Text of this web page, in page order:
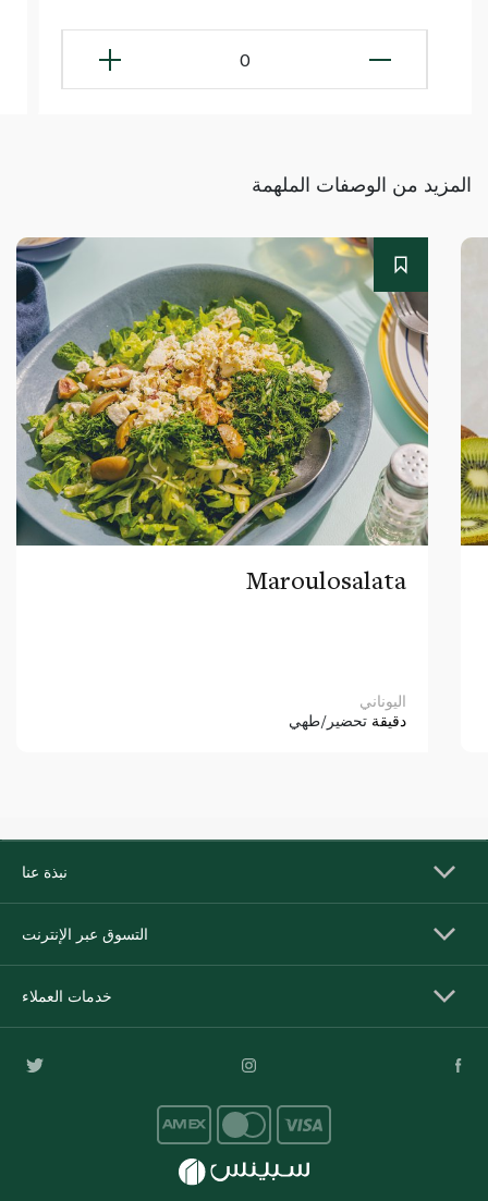
0
المزيد من الوصفات الملهمة
Maroulosalata
اليوناني
دقيقة تحضير/طهي
نبذة عنا
التسوق عبر الإنترنت
خدمات العملاء